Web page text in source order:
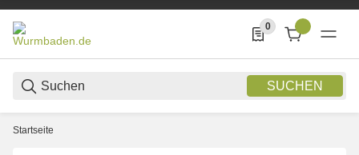
SUCHEN
0
0 Produkte in der
Startseite